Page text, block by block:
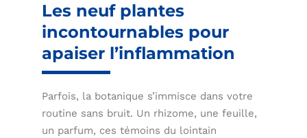
Les neuf plantes
incontournables pour
apaiser l’inflammation
Parfois, la botanique s’immisce dans votre
routine sans bruit. Un rhizome, une feuille,
un parfum, ces témoins du lointain